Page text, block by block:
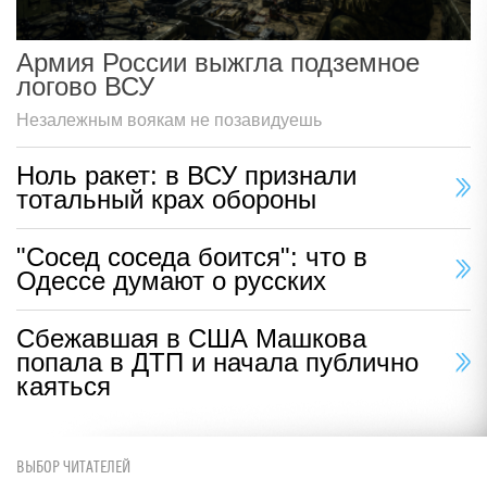
Армия России выжгла подземное
логово ВСУ
Незалежным воякам не позавидуешь
Ноль ракет: в ВСУ признали
тотальный крах обороны
"Сосед соседа боится": что в
Одессе думают о русских
Сбежавшая в США Машкова
попала в ДТП и начала публично
каяться
ВЫБОР ЧИТАТЕЛЕЙ